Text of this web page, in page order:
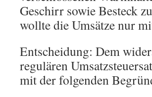
Geschirr sowie Besteck
wollte die Umsätze nur
Entscheidung: Dem
regulären
mit der folgenden